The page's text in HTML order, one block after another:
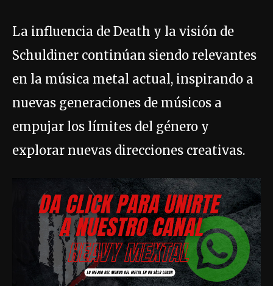
La influencia de Death y la visión de
Schuldiner continúan siendo relevantes
en la música metal actual, inspirando a
nuevas generaciones de músicos a
empujar los límites del género y
explorar nuevas direcciones creativas.